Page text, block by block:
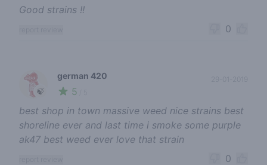
Good strains !!
0
🍃
german 420
5
best shop in town massive weed nice strains best
shoreline ever and last time i smoke some purple
ak47 best weed ever love that strain
0